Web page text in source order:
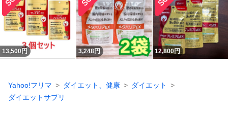
13,500 円 3,248円 12,800円
Yahoo!フリマ ダイエット、健康
ダイエット
ダイエットサプリ